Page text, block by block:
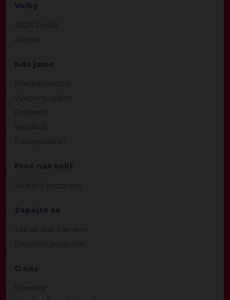
Volby
2026 Senát
Archiv
Kdo jsme
Předsednictvo
Výkonný výbor
Poslanci
Senátoři
Europoslanci
Proč nás volit
Volební program
Zapojte se
Jak se stát členem
Finanční podpora
O nás
Stanovy